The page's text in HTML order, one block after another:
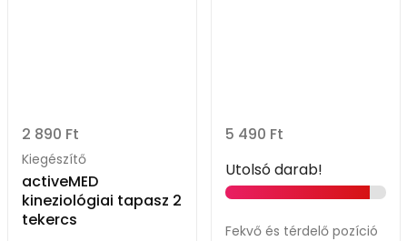
2 890 Ft
Kiegészítő
activeMED
kineziológiai tapasz 2
tekercs
5 490 Ft
Utolsó darab!
Fekvő és térdelő pozíció